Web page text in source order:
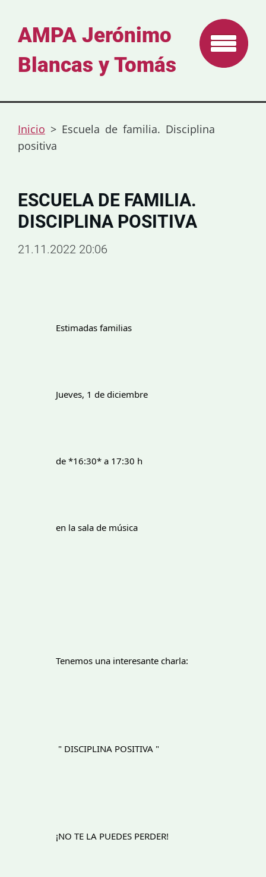
AMPA Jerónimo
Blancas y Tomás
Inicio > Escuela de familia. Disciplina
positiva
ESCUELA DE FAMILIA.
DISCIPLINA POSITIVA
21.11.2022 20:06
		Estimadas familias
		Jueves, 1 de diciembre
		de *16:30* a 17:30 h
		en la sala de música
		Tenemos una interesante charla:
" DISCIPLINA POSITIVA "
		¡NO TE LA PUEDES PERDER!